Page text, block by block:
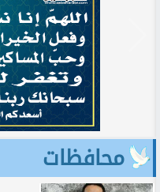
محافظات